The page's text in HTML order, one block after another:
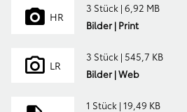
HR
3 Stück | 6,92 MB
Bilder | Print
LR
3 Stück | 545,7 KB
Bilder | Web
1 Stück | 19,49 KB